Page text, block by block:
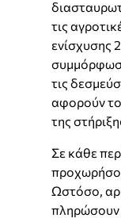
τις
ενίσχυσης
τις
αφορούν
της
Σε κάθε
Ωστόσο,
πληρώσουν